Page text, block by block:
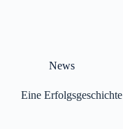
News
Eine Erfolgsgeschichte